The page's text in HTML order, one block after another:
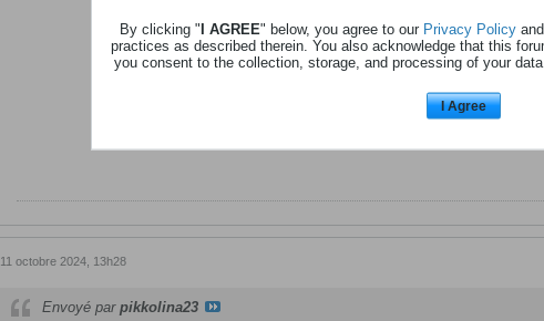
11 octobre 2024, 13h28
Envoyé par pikkolina23
By clicking "I AGREE" below, you agree to our Privacy Policyand
practices as described therein. You also acknowledge that this
you consent to the collection, storage, and processing of your
I Agree